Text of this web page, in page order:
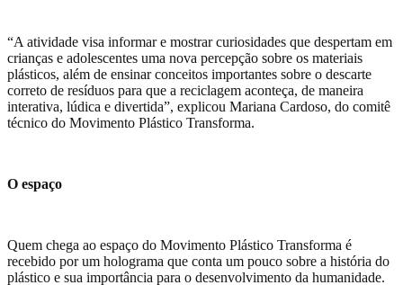
“A atividade visa informar e mostrar curiosidades que despertam em
crianças e adolescentes uma nova percepção sobre os materiais
plásticos, além de ensinar conceitos importantes sobre o descarte
correto de resíduos para que a reciclagem aconteça, de maneira
interativa, lúdica e divertida”, explicou Mariana Cardoso, do comitê
técnico do Movimento Plástico Transforma.
O espaço
Quem chega ao espaço do Movimento Plástico Transforma é
recebido por um holograma que conta um pouco sobre a história do
plástico e sua importância para o desenvolvimento da humanidade.